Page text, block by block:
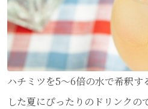
ハチミツを5〜6倍の水で希釈す
した夏にぴったりのドリンクの